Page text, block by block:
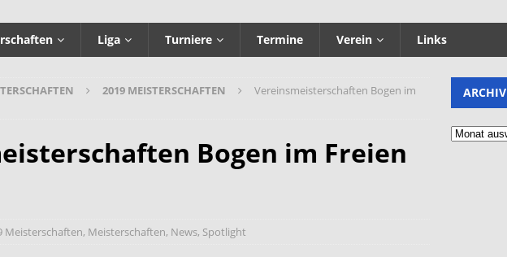
Liga Turniere Termine Verein Links
2019 MEISTERSCHAFTEN
Vereinsmeisterschaften Bogen im
Bogen im Freien
Meisterschaften, Meisterschaften, News, Spotlight
ARCHIV